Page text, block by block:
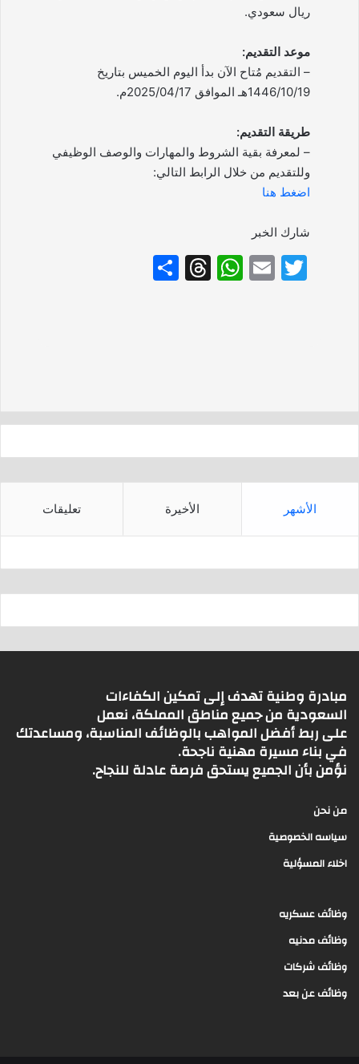
ريال سعودي.
موعد التقديم:
– التقديم مُتاح الآن بدأ اليوم الخميس بتاريخ
1446/10/19هـ الموافق 2025/04/17م.
طريقة التقديم:
– لمعرفة بقية الشروط والمهارات والوصف الوظيفي
وللتقديم من خلال الرابط التالي:
اضغط هنا
شارك الخبر
T
E
W
p
T
الأشهر الأخيرة تعليقات
مبادرة وطنية تهدف إلى تمكين الكفاءات
السعودية من جميع مناطق المملكة، نعمل
على ربط أفضل المواهب بالوظائف المناسبة، ومساعدتك
في بناء مسيرة مهنية ناجحة.
نؤمن بأن الجميع يستحق فرصة عادلة للنجاح.
من نحن
سياسه الخصوصية
اخلاء المسؤلية
وظائف عسكريه
وظائف مدنيه
وظائف شركات
وظائف عن بعد